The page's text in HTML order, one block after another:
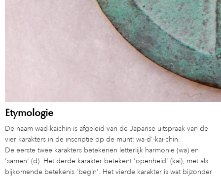
Etymologie
De naam wad-kaichin is afgeleid van de Japanse uitspraak van de
vier karakters in de inscriptie op de munt: wa-d'-kai-chin.
De eerste twee karakters betekenen letterlijk harmonie (wa) en
'samen' (d). Het derde karakter betekent 'openheid' (kai), met als
bijkomende betekenis 'begin'. Het vierde karakter is wat bijzonder